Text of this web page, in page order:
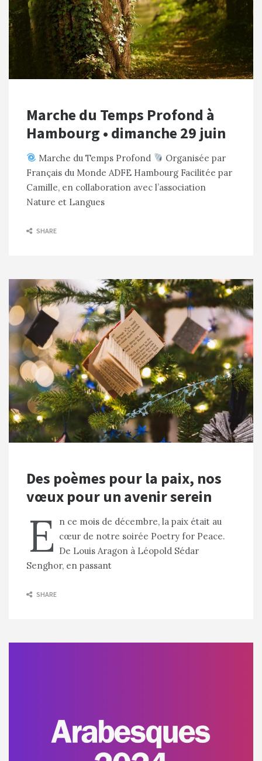
Marche du Temps Profond à
Hambourg • dimanche 29 juin
Marche du Temps Profond
Organisée par
Français du Monde ADFE Hambourg Facilitée par
Camille, en collaboration avec l’association
Nature et Langues
SHARE
Des poèmes pour la paix, nos
vœux pour un avenir serein
E n ce mois de décembre, la paix était au
cœur de notre soirée Poetry for Peace.
De Louis Aragon à Léopold Sédar
Senghor, en passant
SHARE